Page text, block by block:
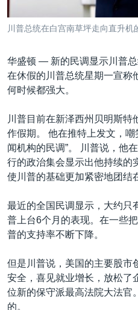
美国之音专访
重要讲话与声明
南中国海争端
关注西藏
关注新疆
关注我们
川普总统在白宫南草坪走向直升机
华盛顿 — 新的民调显示川普
在休假的川普总统星期一宣称
何时候都强大。
川普目前在新泽西州贝明斯特
作假期。 他在推特上发文，
闻机构的民调”。 川普说，他
行的政治集会显示出他持续的
使川普的基础更加紧密地团结
最近的全国民调显示，大约只
普上台6个月的表现。在一些
普的支持率不断下降。
但是川普说，美国的主要股市
安全，喜见就业增长，放松了
位新的保守派最高法院大法官
的。